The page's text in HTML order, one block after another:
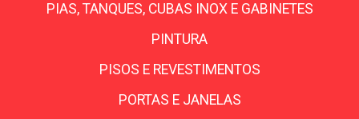
PIAS, TANQUES, CUBAS INOX E GABINETES
PINTURA
PISOS E REVESTIMENTOS
PORTAS E JANELAS